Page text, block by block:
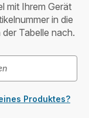
mit Ihrem Gerät
in die
Tabelle nach.
Produktes?